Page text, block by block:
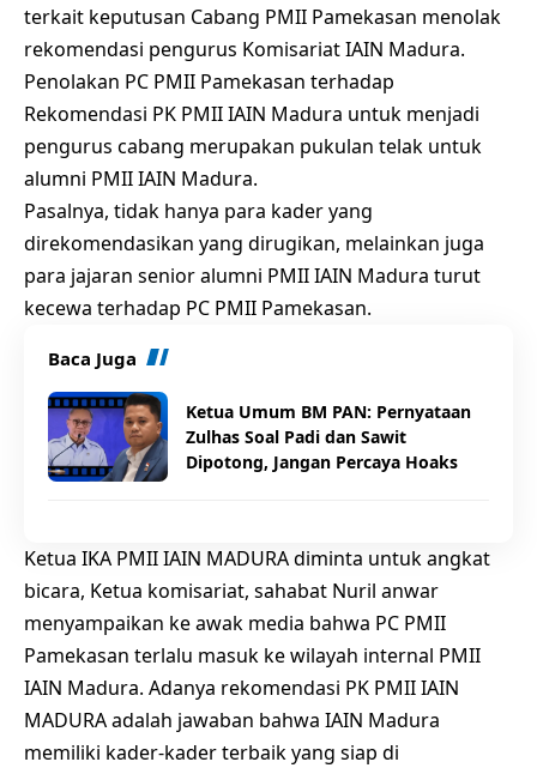
terkait keputusan Cabang PMII Pamekasan menolak
rekomendasi pengurus Komisariat IAIN Madura.
Penolakan PC PMII Pamekasan terhadap
Rekomendasi PK PMII IAIN Madura untuk menjadi
pengurus cabang merupakan pukulan telak untuk
alumni PMII IAIN Madura.
Pasalnya, tidak hanya para kader yang
direkomendasikan yang dirugikan, melainkan juga
para jajaran senior alumni PMII IAIN Madura turut
kecewa terhadap PC PMII Pamekasan.
Baca Juga
Ketua Umum BM PAN: Pernyataan
Zulhas Soal Padi dan Sawit
Dipotong, Jangan Percaya Hoaks
Ketua IKA PMII IAIN MADURA diminta untuk angkat
bicara, Ketua komisariat, sahabat Nuril anwar
menyampaikan ke awak media bahwa PC PMII
Pamekasan terlalu masuk ke wilayah internal PMII
IAIN Madura. Adanya rekomendasi PK PMII IAIN
MADURA adalah jawaban bahwa IAIN Madura
memiliki kader-kader terbaik yang siap di